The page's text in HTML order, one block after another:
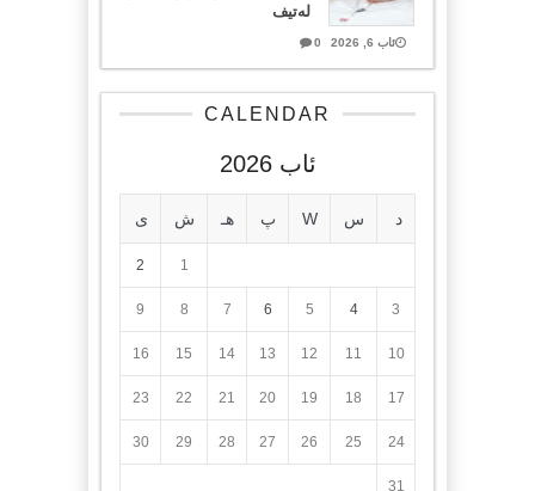
لەتیف
ئاب 6, 2026 0
CALENDAR
ئاب 2026
د س W پ هـ ش ی
1
2
3
4
5
6
7
8
9
10
11
12
13
14
15
16
17
18
19
20
21
22
23
24
25
26
27
28
29
30
31